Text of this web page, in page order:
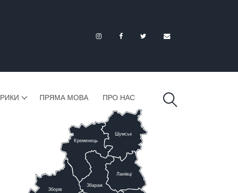
ПРЯМА МОВА ПРО НАС
Ланівці
Збараж
Шумськ
Кременець
Зборів